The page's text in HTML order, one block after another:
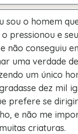
sou o homem
pressionou e
não conseguiu
uma verdade
um único
dez mil
prefere se
e não me
criaturas.